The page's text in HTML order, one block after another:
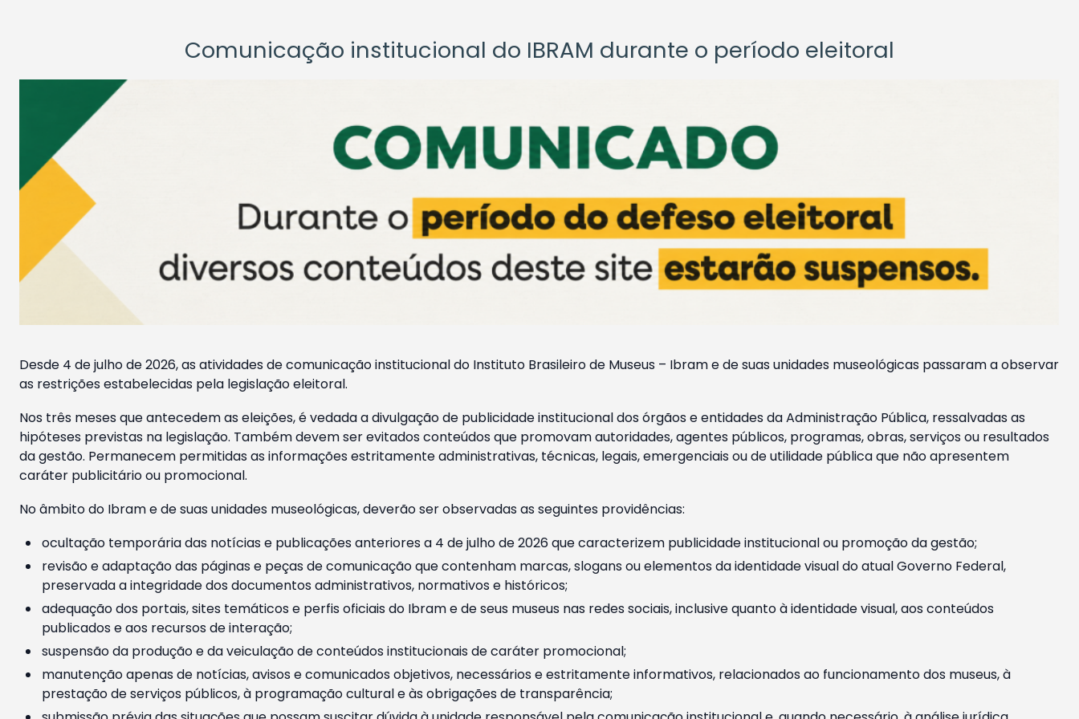
Comunicação institucional do IBRAM durante o período eleitoral
Desde 4 de julho de 2026, as atividades de comunicação institucional do Instituto Brasileiro de Museus – Ibram e de suas unidades museológicas passaram a observar
as restrições estabelecidas pela legislação eleitoral.
Nos três meses que antecedem as eleições, é vedada a divulgação de publicidade institucional dos órgãos e entidades da Administração Pública, ressalvadas as
hipóteses previstas na legislação. Também devem ser evitados conteúdos que promovam autoridades, agentes públicos, programas, obras, serviços ou resultados
da gestão. Permanecem permitidas as informações estritamente administrativas, técnicas, legais, emergenciais ou de utilidade pública que não apresentem
caráter publicitário ou promocional.
No âmbito do Ibram e de suas unidades museológicas, deverão ser observadas as seguintes providências:
ocultação temporária das notícias e publicações anteriores a 4 de julho de 2026 que caracterizem publicidade institucional ou promoção da gestão;
revisão e adaptação das páginas e peças de comunicação que contenham marcas, slogans ou elementos da identidade visual do atual Governo Federal,
preservada a integridade dos documentos administrativos, normativos e históricos;
adequação dos portais, sites temáticos e perfis oficiais do Ibram e de seus museus nas redes sociais, inclusive quanto à identidade visual, aos conteúdos
publicados e aos recursos de interação;
suspensão da produção e da veiculação de conteúdos institucionais de caráter promocional;
manutenção apenas de notícias, avisos e comunicados objetivos, necessários e estritamente informativos, relacionados ao funcionamento dos museus, à
prestação de serviços públicos, à programação cultural e às obrigações de transparência;